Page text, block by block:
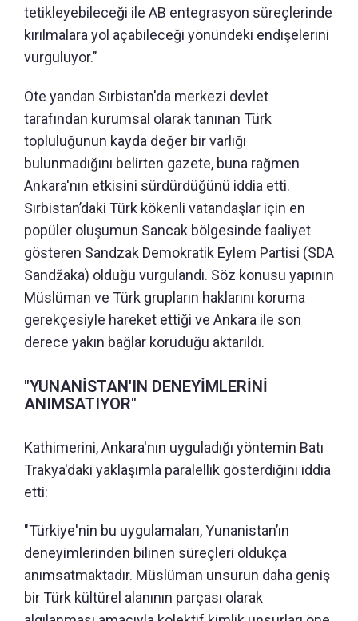
tetikleyebileceği ile AB entegrasyon süreçlerinde
kırılmalara yol açabileceği yönündeki endişelerini
vurguluyor."
Öte yandan Sırbistan'da merkezi devlet
tarafından kurumsal olarak tanınan Türk
topluluğunun kayda değer bir varlığı
bulunmadığını belirten gazete, buna rağmen
Ankara'nın etkisini sürdürdüğünü iddia etti.
Sırbistan’daki Türk kökenli vatandaşlar için en
popüler oluşumun Sancak bölgesinde faaliyet
gösteren Sandzak Demokratik Eylem Partisi (SDA
Sandžaka) olduğu vurgulandı. Söz konusu yapının
Müslüman ve Türk grupların haklarını koruma
gerekçesiyle hareket ettiği ve Ankara ile son
derece yakın bağlar koruduğu aktarıldı.
"YUNANİSTAN'IN DENEYİMLERİNİ
ANIMSATIYOR"
Kathimerini, Ankara'nın uyguladığı yöntemin Batı
Trakya'daki yaklaşımla paralellik gösterdiğini iddia
etti:
"Türkiye'nin bu uygulamaları, Yunanistan’ın
deneyimlerinden bilinen süreçleri oldukça
anımsatmaktadır. Müslüman unsurun daha geniş
bir Türk kültürel alanının parçası olarak